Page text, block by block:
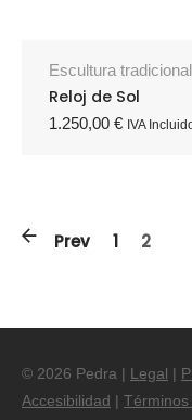
Escultura tradicional
Reloj de Sol
1.250,00 € IVA
Prev 1 2
© 2026 Pedra | Legal |
Accesibilidad | Términos